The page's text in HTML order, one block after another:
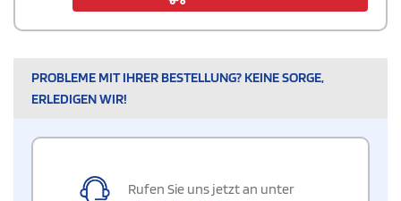
PROBLEME MIT IHRER BESTELLUNG? KEINE SORGE,
ERLEDIGEN WIR!
Rufen Sie uns jetzt an unter